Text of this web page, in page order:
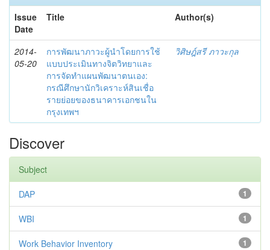
Issue
Date
Title Author(s)
2014-
05-20
การพัฒนาภาวะผู้นำโดยการใช้
แบบประเมินทางจิตวิทยาและ
การจัดทำแผนพัฒนาตนเอง:
กรณีศึกษานักวิเคราะห์สินเชื่อ
รายย่อยของธนาคารเอกชนใน
กรุงเทพฯ
วิศิษฎ์สรี ภาวะกุล
Discover
Subject
1
DAP
1
WBI
1
Work Behavior Inventory